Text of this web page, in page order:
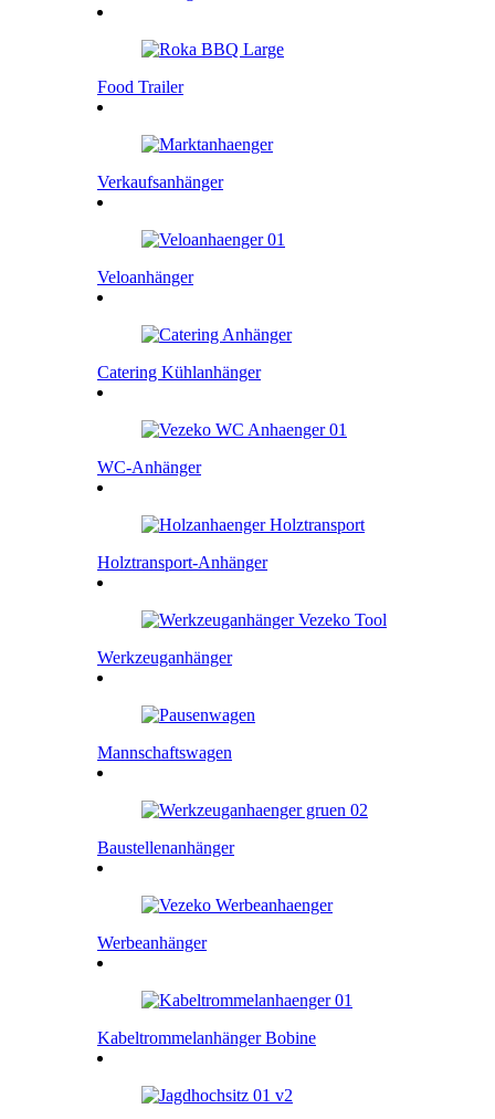
Food Trailer
Verkaufsanhänger
Veloanhänger
Catering Kühlanhänger
WC-Anhänger
Holztransport-Anhänger
Werkzeuganhänger
Mannschaftswagen
Baustellenanhänger
Werbeanhänger
Kabeltrommelanhänger Bobine